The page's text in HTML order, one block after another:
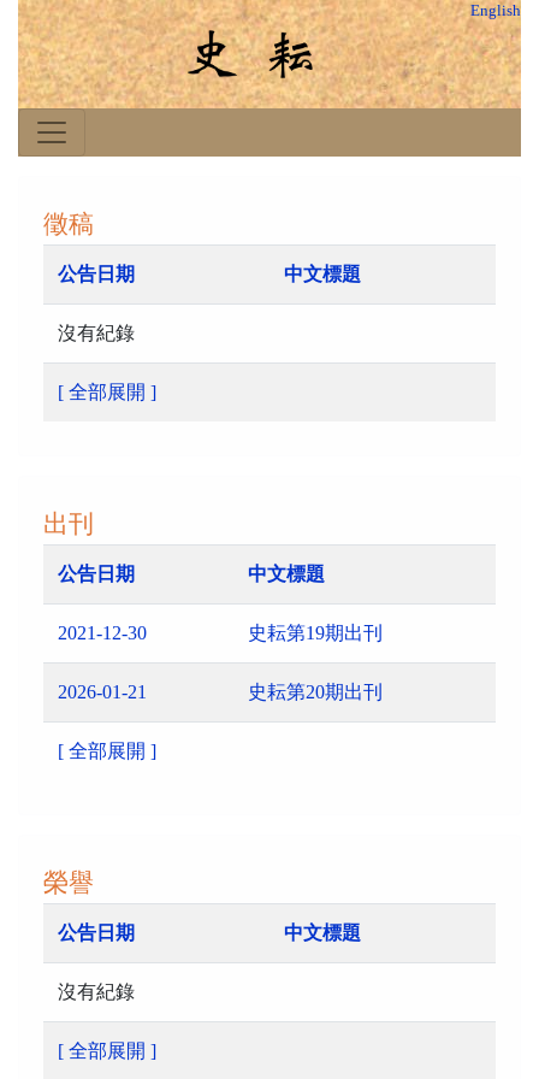
English
徵稿
公告日期 中文標題
沒有紀錄
[ 全部展開 ]
出刊
公告日期 中文標題
2021-12-30 史耘第19期出刊
2026-01-21 史耘第20期出刊
[ 全部展開 ]
榮譽
公告日期 中文標題
沒有紀錄
[ 全部展開 ]